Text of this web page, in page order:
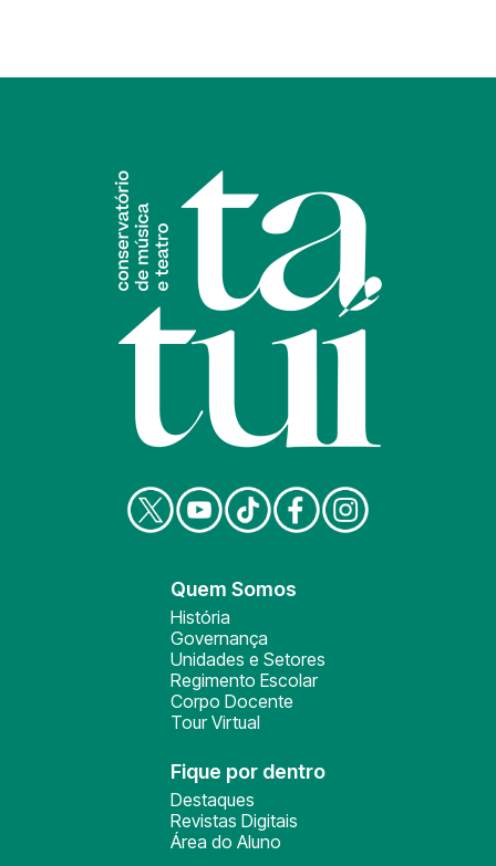
Quem Somos
História
Governança
Unidades e Setores
Regimento Escolar
Corpo Docente
Tour Virtual
Fique por dentro
Destaques
Revistas Digitais
Área do Aluno